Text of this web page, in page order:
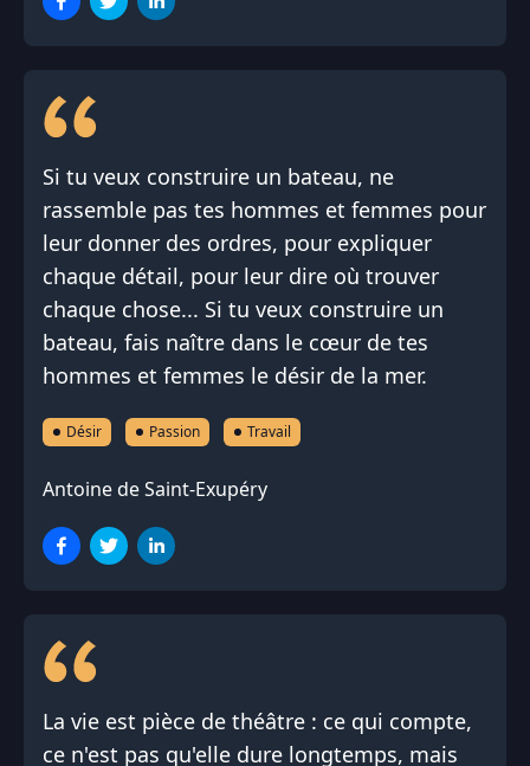
Si tu veux construire un bateau, ne
rassemble pas tes hommes et femmes pour
leur donner des ordres, pour expliquer
chaque détail, pour leur dire où trouver
chaque chose... Si tu veux construire un
bateau, fais naître dans le cœur de tes
hommes et femmes le désir de la mer.
Désir Passion Travail
Antoine de Saint-Exupéry
La vie est pièce de théâtre : ce qui compte,
ce n'est pas qu'elle dure longtemps, mais